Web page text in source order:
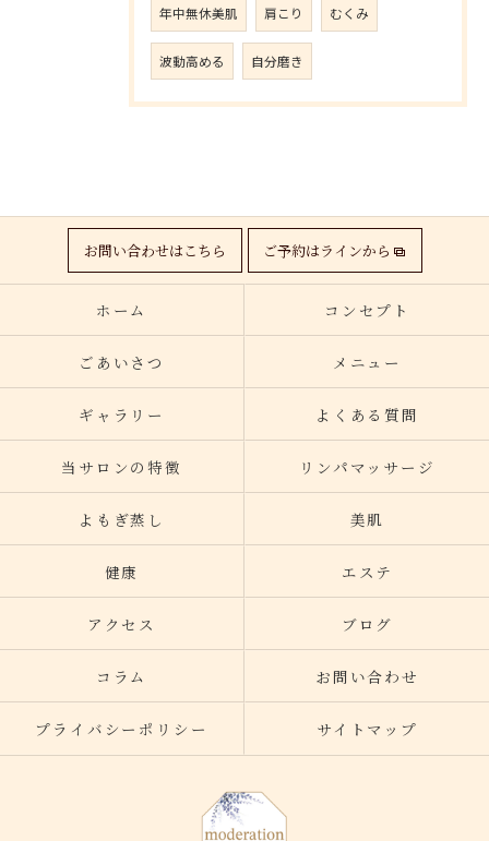
年中無休美肌 肩こり むくみ
波動高める 自分磨き
お問い合わせはこちら ご予約はラインから
ホーム コンセプト
ごあいさつ メニュー
ギャラリー よくある質問
当サロンの特徴 リンパマッサージ
よもぎ蒸し 美肌
健康 エステ
アクセス ブログ
コラム お問い合わせ
プライバシーポリシー サイトマップ